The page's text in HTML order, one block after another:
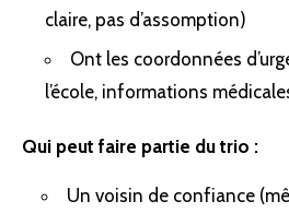
claire, pas d’assomption)
Ont les coordonnées
l’école, informations
Qui peut faire partie du trio :
Un voisin de confiance